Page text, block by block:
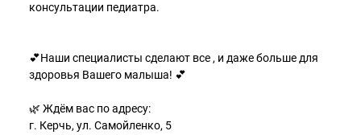
консультации педиатра.
💕Наши специалисты сделают все , и даже больше для
здоровья Вашего малыша! 💕
🌿 Ждём вас по адресу:
г. Керчь, ул. Самойленко, 5